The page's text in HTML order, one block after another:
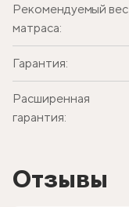
Рекомендуемый вес
матраса:
Гарантия:
Расширенная
гарантия:
Отзывы